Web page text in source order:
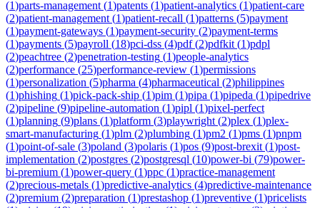
(1)parts-management (1)patents (1)patient-analytics (1)patient-care
(2)patient-management (1)patient-recall (1)patterns (5)payment
(1)payment-gateways (1)payment-security (2)payment-terms
(1)payments (5)payroll (18)pci-dss (4)pdf(2)pdfkit (1)pdpl
(2)peachtree (2)penetration-testing (1)people-analytics
(2)performance (25)performance-review (1)permissions
(1)personalization (5)pharma (4)pharmaceutical (2)philippines
(1)phishing (1)pick-pack-ship (1)pim (1)pipa (1)pipeda (1)pipedrive
(2)pipeline (9)pipeline-automation (1)pipl (1)pixel-perfect
(1)planning (9)plans (1)platform (3)playwright (2)plex (1)plex-
smart-manufacturing (1)plm (2)plumbing (1)pm2 (1)pms (1)pnpm
(1)point-of-sale (3)poland (3)polaris (1)pos (9)post-brexit (1)post-
implementation (2)postgres (2)postgresql (10)power-bi (79)power-
bi-premium (1)power-query (1)ppc (1)practice-management
(2)precious-metals (1)predictive-analytics (4)predictive-maintenance
(2)premium (2)preparation (1)prestashop (1)preventive (1)pricelists